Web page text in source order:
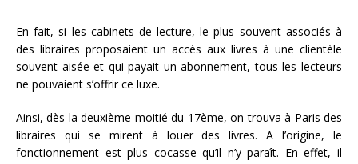
En fait, si les cabinets de lecture, le plus souvent associés à
des libraires proposaient un accès aux livres à une clientèle
souvent aisée et qui payait un abonnement, tous les lecteurs
ne pouvaient s’offrir ce luxe.
Ainsi, dès la deuxième moitié du 17ème, on trouva à Paris des
libraires qui se mirent à louer des livres. A l’origine, le
fonctionnement est plus cocasse qu’il n’y paraît. En effet, il